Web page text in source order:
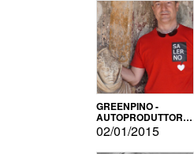
GREENPINO -
AUTOPRODUTTORE
PER AMORE
02/01/2015